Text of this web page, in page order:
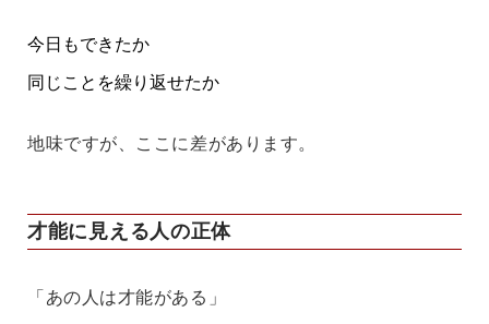
今日もできたか
同じことを繰り返せたか
地味ですが、ここに差があります。
才能に見える人の正体
「あの人は才能がある」